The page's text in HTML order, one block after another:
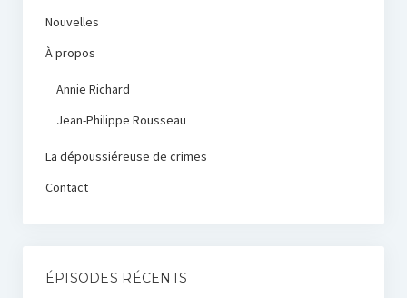
Nouvelles
À propos
Annie Richard
Jean-Philippe Rousseau
La dépoussiéreuse de crimes
Contact
ÉPISODES RÉCENTS